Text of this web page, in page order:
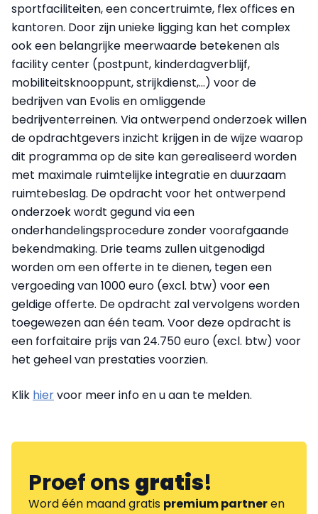
sportfaciliteiten, een concertruimte, flex offices en
kantoren. Door zijn unieke ligging kan het complex
ook een belangrijke meerwaarde betekenen als
facility center (postpunt, kinderdagverblijf,
mobiliteitsknooppunt, strijkdienst,...) voor de
bedrijven van Evolis en omliggende
bedrijventerreinen. Via ontwerpend onderzoek willen
de opdrachtgevers inzicht krijgen in de wijze waarop
dit programma op de site kan gerealiseerd worden
met maximale ruimtelijke integratie en duurzaam
ruimtebeslag. De opdracht voor het ontwerpend
onderzoek wordt gegund via een
onderhandelingsprocedure zonder voorafgaande
bekendmaking. Drie teams zullen uitgenodigd
worden om een offerte in te dienen, tegen een
vergoeding van 1000 euro (excl. btw) voor een
geldige offerte. De opdracht zal vervolgens worden
toegewezen aan één team. Voor deze opdracht is
een forfaitaire prijs van 24.750 euro (excl. btw) voor
het geheel van prestaties voorzien.
Klik hiervoor meer info en u aan te melden.
Proef onsgratis!
Word één maand gratis premium partneren